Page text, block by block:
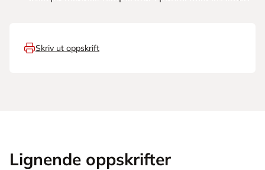
Skriv ut oppskrift
Lignende oppskrifter